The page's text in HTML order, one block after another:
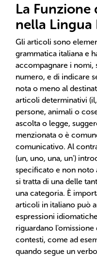
La
nella Lingua
Gli articoli sono
grammatica italiana e
accompagnare i nomi,
numero, e di indicare
nota o meno al
articoli determinativi
persone, animali o
ascolta o legge,
menzionata o è
comunicativo. Al
(un, uno, una, un')
specificato e non noto
si tratta di una delle
una categoria. È
articoli in italiano può
espressioni
riguardano
contesti, come ad
quando segue un